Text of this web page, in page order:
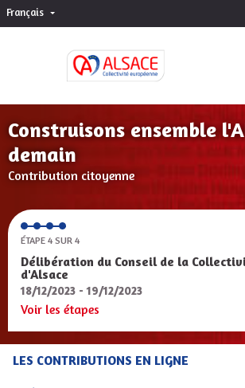
Français Choisir la langue
Construisons ensemble
demain
Contribution citoyenne
ÉTAPE 4 SUR 4
Délibération du Conseil de la
d'Alsace
18/12/2023 - 19/12/2023
Voir les étapes
LES CONTRIBUTIONS EN LIGNE